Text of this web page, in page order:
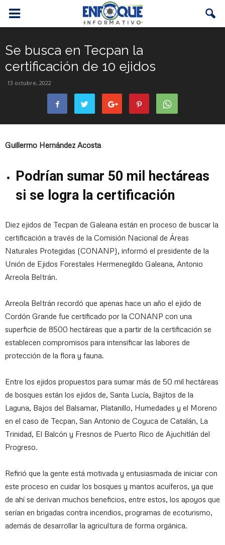
Se busca en Tecpan la
certificación de 10 ejidos
13 octubre, 2022
Guillermo Hernández Acosta
Podrían sumar 50 mil hectáreas
si se logra la certificación
Diez ejidos de Tecpan de Galeana están en proceso de buscar la
certificación a través de la Comisión Nacional de Áreas
Naturales Protegidas (CONANP), informó el presidente de la
Unión de Ejidos Forestales Hermenegildo Galeana, Antonio
Arreola Beltrán.
Arreola Beltrán recordó que apenas hace un año el ejido de
Cordón Grande fue certificado por la CONANP con una
superficie de 8500 hectáreas que a partir de la certificación se
establecen compromisos para intensificar las labores de
protección de la flora y fauna.
Entre los ejidos propuestos para sumar más de 50 mil hectáreas
de bosques están los ejidos de, Santa Lucía, Bajitos de la
Laguna, Bajos del Balsamar, Platanillo, Humedades y el Moreno
en el caso de Tecpan, San Antonio de Coyuca de Catalán, La
Trinidad, El Balcón y Fresnos de Puerto Rico de Ajuchitlán del
Progreso.
Refirió que la gente está motivada y entusiasmada de iniciar con
este proceso en cuidar los bosques y mantos acuíferos, ya que
de ahí se derivan muchos beneficios, entre estos, los apoyos que
serían en brigadas contra incendios, programas de ecoturismo,
además de desarrollar la agricultura de forma orgánica.